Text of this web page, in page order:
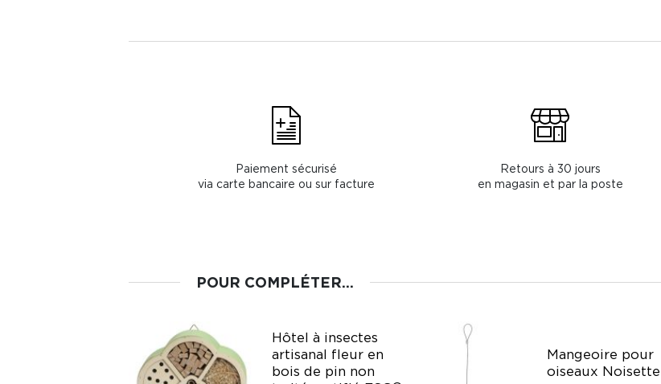
Paiement sécurisé
via carte bancaire ou sur facture
Retours à 30 jours
en magasin et par la poste
POUR COMPLÉTER...
Hôtel à insectes
artisanal fleur en
bois de pin non
Mangeoire pour
oiseaux Noisette